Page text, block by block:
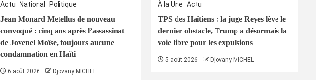
Actu National Politique
Jean Monard Metellus de nouveau
convoqué : cinq ans après l’assassinat
de Jovenel Moïse, toujours aucune
condamnation en Haïti
6 août 2026 Djovany MICHEL
À la Une Actu
TPS des Haïtiens : la juge Reyes lève le
dernier obstacle, Trump a désormais la
voie libre pour les expulsions
5 août 2026 Djovany MICHEL